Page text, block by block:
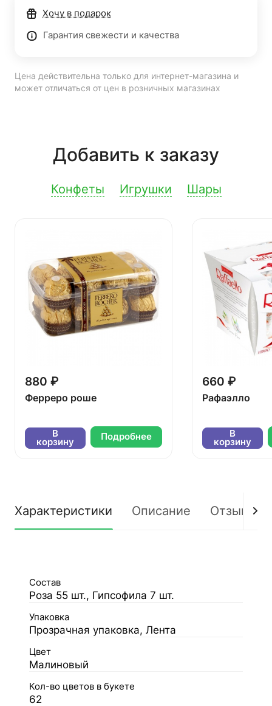
Хочу в подарок
Гарантия свежести и качества
Цена действительна только для интернет-магазина и
может отличаться от цен в розничных магазинах
Добавить к заказу
Конфеты Игрушки Шары
880 ₽
Ферреро роше
В
корзину Подробнее
660 ₽
Рафаэлло
В
корзину
Характеристики Описание Отзывы
Состав
Роза 55 шт., Гипсофила 7 шт.
Упаковка
Прозрачная упаковка, Лента
Цвет
Малиновый
Кол-во цветов в букете
62